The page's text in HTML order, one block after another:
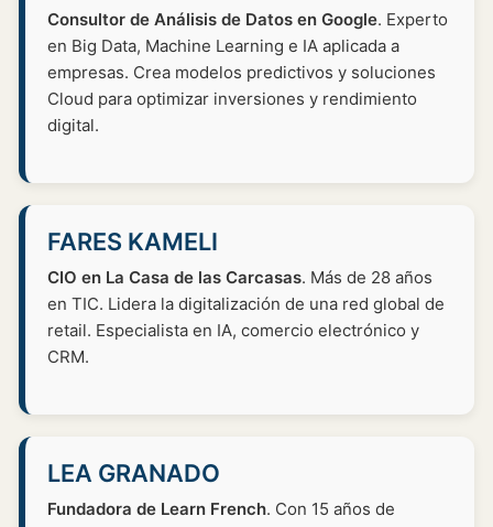
Consultor de Análisis de Datos en Google. Experto
en Big Data, Machine Learning e IA aplicada a
empresas. Crea modelos predictivos y soluciones
Cloud para optimizar inversiones y rendimiento
digital.
FARES KAMELI
CIO en La Casa de las Carcasas. Más de 28 años
en TIC. Lidera la digitalización de una red global de
retail. Especialista en IA, comercio electrónico y
CRM.
LEA GRANADO
Fundadora de Learn French. Con 15 años de